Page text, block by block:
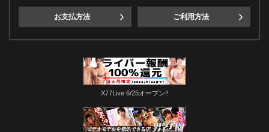
お支払方法 ご利用方法
X77Live 6/25オープン!!